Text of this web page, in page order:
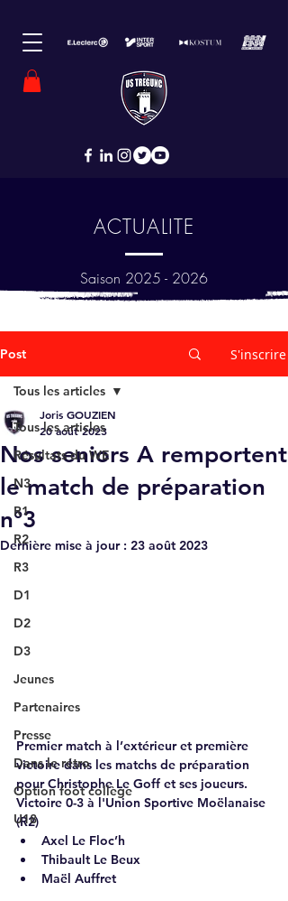
ACTUALITE
Saison 2025 - 2026
Post S'inscrire
Tous les articles
Résultats du WE
N3
R1
R2
R3
D1
D2
D3
Jeunes
Partenaires
Presse
Dans le rétro
Option foot collège
U18
Tous les articles
Nos seniors A remportent
le match de préparation
n°3
Joris GOUZIEN
20 août 2023
Dernière mise à jour : 23 août 2023
Premier match à l’extérieur et première
victoire dans les matchs de préparation
pour Christophe Le Goff et ses joueurs.
Victoire 0-3 à l'Union Sportive Moëlanaise
(R2)
Axel Le Floc’h
Thibault Le Beux
Maël Auffret